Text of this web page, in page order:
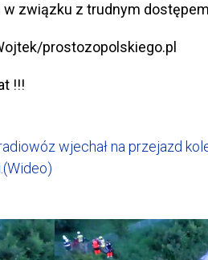
w związku z trudnym
prostozopolskiego.pl
!!!
wjechał na przejazd